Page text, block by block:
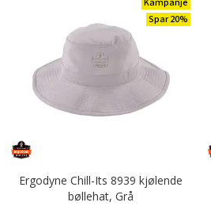
Spar 20%
Ergodyne Chill-Its 8939 kjølende
bøllehat, Grå